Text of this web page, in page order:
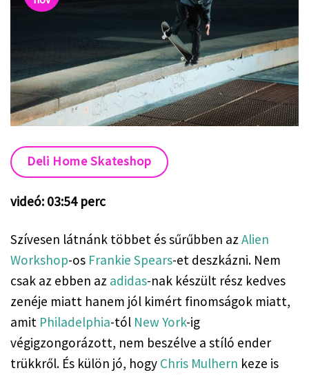
Deli Home Skateshop
videó: 03:54 perc
Szívesen látnánk többet és sűrűbben az Alien
Workshop-os Frankie Spears-et deszkázni. Nem
csak az ebben az adidas-nak készült rész kedves
zenéje miatt hanem jól kimért finomságok miatt,
amit Philadelphia-tól New York-ig
végigzongorázott, nem beszélve a stíló ender
trükkről. És külön jó, hogy Chris Mulhern keze is